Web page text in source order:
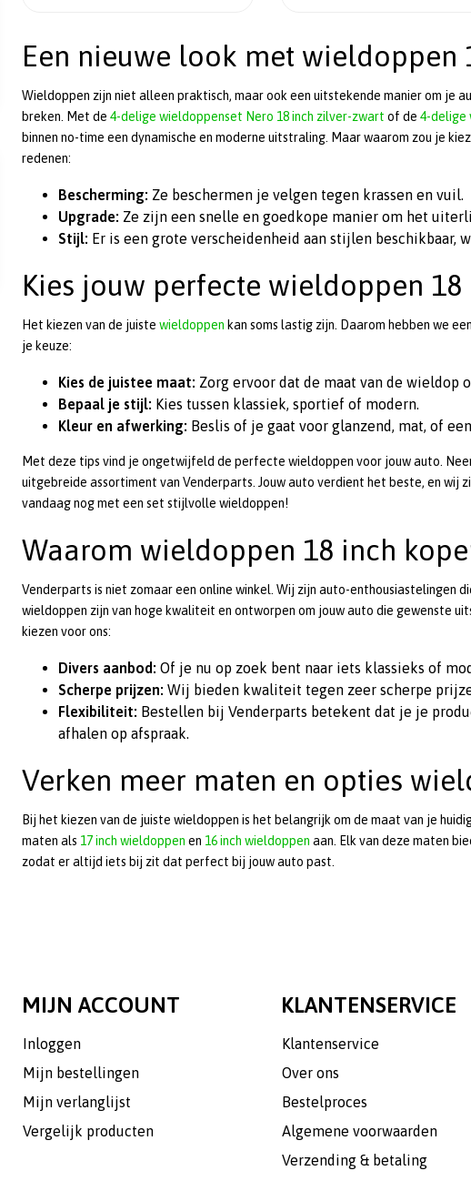
Een nieuwe look met wieldoppen
Wieldoppen zijn niet alleen praktisch, maar ook een uitstekende manier om je
breken. Met de 4-delige wieldoppenset Nero 18 inch zilver-zwart of de 4-delige
binnen no-time een dynamische en moderne uitstraling. Maar waarom zou je
redenen:
Bescherming: Ze beschermen je velgen tegen krassen en vuil.
Upgrade: Ze zijn een snelle en goedkope manier om het
Stijl: Er is een grote verscheidenheid aan stijlen
Kies jouw perfecte wieldoppen 18
Het kiezen van de juiste wieldoppen kan soms lastig zijn. Daarom hebben we
je keuze:
Kies de juistee maat: Zorg ervoor dat de maat van de wieldop
Bepaal je stijl: Kies tussen klassiek, sportief of modern.
Kleur en afwerking: Beslis of je gaat voor glanzend, mat, of
Met deze tips vind je ongetwijfeld de perfecte wieldoppen voor jouw auto.
uitgebreide assortiment van Venderparts. Jouw auto verdient het beste, en wij
vandaag nog met een set stijlvolle wieldoppen!
Waarom wieldoppen 18 inch
Venderparts is niet zomaar een online winkel. Wij zijn auto-enthousiastelingen
wieldoppen zijn van hoge kwaliteit en ontworpen om jouw auto die gewenste
kiezen voor ons:
Divers aanbod: Of je nu op zoek bent naar iets klassieks of
Scherpe prijzen: Wij bieden kwaliteit tegen zeer scherpe
Flexibiliteit: Bestellen bij Venderparts betekent dat je je
afhalen op afspraak.
Verken meer maten en opties
Bij het kiezen van de juiste wieldoppen is het belangrijk om de maat van je
maten als 17 inch wieldoppen en 16 inch wieldoppen aan. Elk van deze maten
zodat er altijd iets bij zit dat perfect bij jouw auto past.
MIJN ACCOUNT
Inloggen
Mijn bestellingen
Mijn verlanglijst
Vergelijk producten
KLANTENSERVICE
Klantenservice
Over ons
Bestelproces
Algemene voorwaarden
Verzending & betaling